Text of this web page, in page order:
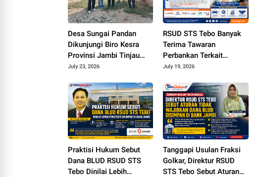
Desa Sungai Pandan
Dikunjungi Biro Kesra
Provinsi Jambi Tinjau
Masjid Muhajirin Desa
Penyaluran Hibah
Pemeliharaan
July 23, 2026
RSUD STS Tebo Banyak
Terima Tawaran
Perbankan Terkait
Simpanan BLUD
July 19, 2026
Praktisi Hukum Sebut
Dana BLUD RSUD STS
Tebo Dinilai Lebih
Tanggapi Usulan Fraksi
Golkar, Direktur RSUD
STS Tebo Sebut Aturan